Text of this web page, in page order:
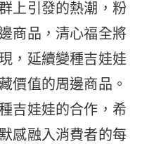
上引發的熱潮，粉
商品，清心福全將
，延續變種吉娃娃
價值的周邊商品。
吉娃娃的合作，希
感融入消費者的每